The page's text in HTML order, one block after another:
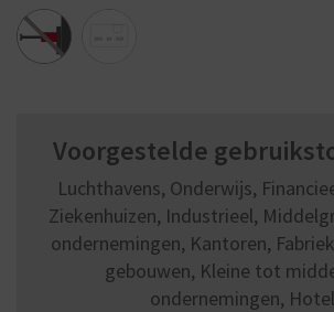
Voorgestelde
Luchthavens, Onderwijs,
Ziekenhuizen, Industrieel,
ondernemingen, Kantoren,
gebouwen, Kleine tot
ondernemingen,